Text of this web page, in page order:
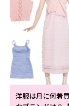
洋服は月に何着